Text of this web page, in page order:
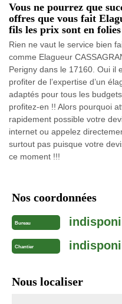
Vous ne pourrez que
offres que vous fait
fils les prix sont en
Rien ne vaut le service bien
comme Elagueur
Perigny dans le 17160. Oui il
profiter de l’expertise d’un
adaptés pour tous les
profitez-en !! Alors pourquoi
rapidement possible votre
internet ou appelez
surtout pas puisque votre
ce moment !!!
Nos coordonnées
Bureau
Chantier
Nous localiser